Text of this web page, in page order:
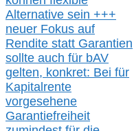
Alternative sein +++
neuer Fokus auf
Rendite statt Garantien
sollte auch für bAV
gelten, konkret: Bei für
Kapitalrente
vorgesehene
Garantiefreiheit